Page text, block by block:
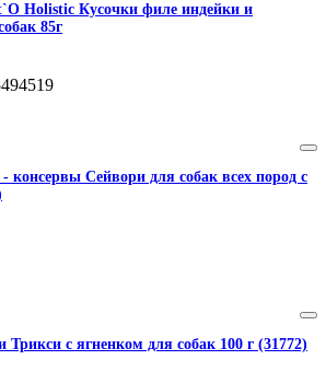
Holistic Кусочки филе индейки и
85г
консервы Сейвори для собак всех пород с
с ягненком для собак 100 г (31772)